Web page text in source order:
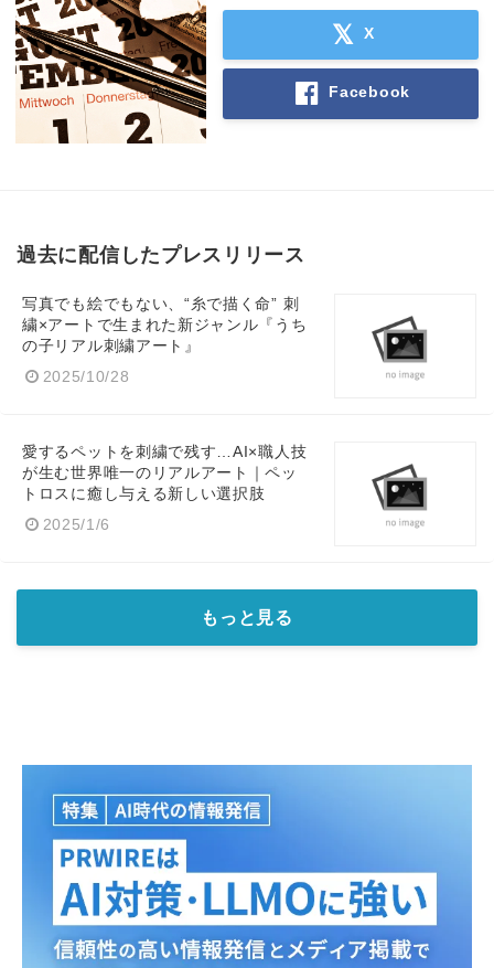
X
Facebook
過去に配信したプレスリリース
写真でも絵でもない、“糸で描く命” 刺
繍×アートで生まれた新ジャンル『うち
の子リアル刺繍アート』
2025/10/28
愛するペットを刺繍で残す…AI×職人技
が生む世界唯一のリアルアート｜ペッ
トロスに癒し与える新しい選択肢
2025/1/6
もっと見る